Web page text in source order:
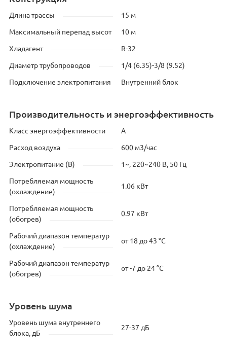
Длина трассы 15 м
Максимальный перепад высот 10 м
Хладагент R-32
Диаметр трубопроводов 1/4 (6.35)-3/8 (9.52)
Подключение электропитания Внутренний блок
Производительность и энергоэффективность
Класс энергоэффективности A
Расход воздуха 600 м3/час
Электропитание (В) 1~, 220~240 В, 50 Гц
Потребляемая мощность
(охлаждение)
1.06 кВт
Потребляемая мощность
(обогрев)
0.97 кВт
Рабочий диапазон температур
(охлаждение)
от 18 до 43 °C
Рабочий диапазон температур
(обогрев)
от -7 до 24 °C
Уровень шума
Уровень шума внутреннего
блока, дБ
27-37 дБ